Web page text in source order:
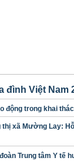
tải:1315
công tác quả lý
nhập, chấm dứt
04/2025
tải:722
đình Việt Nam
động trong khai
thị xã Mường Lay:
Trung tâm Y tế